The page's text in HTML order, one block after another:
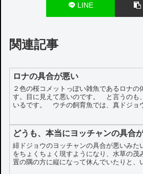
LINE
関連記事
ロナの具合が悪い
２色の桜コメットっぽい雑魚であるロナの
す。目に見えて悪いのです。 と言うのも
いるです。 ウチの飼育魚では、真ドジョ
どうも、本当にヨッチャンの具合
緋ドジョウのヨッチャンの具合が悪いみた
をちょくちょく現すようになり、水草の茂
置の隅の方に縦になって休んでいたりと、